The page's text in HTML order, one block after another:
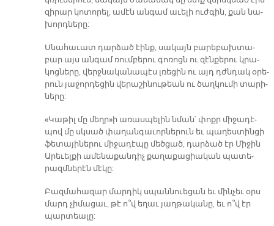
զի­րար կո­տո­րել, ա­մէն ան­գամ ա­ւե­լի ուժ­գին, քան նա­
խորդ­նե­րը:
Սնա­հա­ւատ դար­ձած էինք, սա­կայն բա­րե­բախ­տա­
բար այս ան­գամ ռում­բե­րու գո­ռոցն ու զէն­քե­րու կրա­
կոց­նե­րը, վերջ­նա­կա­նա­պէս լռե­ցին ու այդ դժնդակ օ­րե­
րուն յա­ջոր­դե­ցին վե­րա­շի­նու­թեան ու ծաղ­կու­մի տա­րի­
նե­րը:
«Կա­թիլ մը մեղր»ի ա­ռաս­պե­լին նման՝ փոքր մի­ջա­դէ­
պով մը սկսած փա­ղան­գա­ւոր­նե­րուն եւ պա­ղես­տին­ցի
ֆե­տա­յի­նե­րու մի­ջա­դէ­պը մեծ­ցած, դար­ձած էր Մի­ջին
Ա­րե­ւել­քի ա­մե­նա­քան­դիչ քա­ղա­քա­ցիա­կան պա­տե­
րազմ­նե­րէն մէ­կը:
Բազ­մա­հա­զար մար­դիկ սպան­նուե­ցան եւ մին­չեւ օրս
մարդ չի­մա­ցաւ, թէ ո՞վ ե­ղաւ յաղ­թա­կա­նը, եւ ո՞վ էր
պար­տեա­լը: